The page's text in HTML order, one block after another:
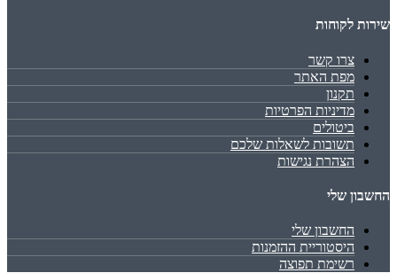
שירות לקוחות
צרו קשר
מפת האתר
תקנון
מדיניות הפרטיות
ביטולים
תשובות לשאלות שלכם
הצהרת נגישות
החשבון שלי
החשבון שלי
היסטוריית ההזמנות
רשימת תפוצה